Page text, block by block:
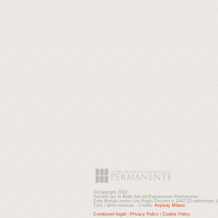
©Copyright 2012
Società per le Belle Arti ed Esposizione Permanente
Ente Morale eretto con Regio Decreto n.1447-22 settembre
Tutti i diritti riservati - Credits Anyway Milano
Condizioni legali
Privacy Policy Cookie Policy